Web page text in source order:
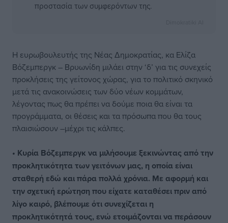
προστασία των συμφερόντων της.
Η ευρωβουλευτής της Νέας Δημοκρατίας, κα Ελίζα
Βόζεμπεργκ – Βρυωνίδη μιλάει στην ‘δ’ για τις συνεχείς
προκλήσεις της γείτονος χώρας, για το πολιτικό σκηνικό
μετά τις ανακοινώσεις των δύο νέων κομμάτων,
λέγοντας πως θα πρέπει να δούμε ποια θα είναι τα
προγράμματα, οι θέσεις και τα πρόσωπα που θα τους
πλαισιώσουν –μέχρι τις κάλπες.
• Κυρία Βόζεμπεργκ να μιλήσουμε ξεκινώντας από την
προκλητικότητα των γειτόνων μας, η οποία είναι
σταθερή εδώ και πάρα πολλά χρόνια. Με αφορμή και
την σχετική ερώτηση που είχατε καταθέσει πριν από
λίγο καιρό, βλέπουμε ότι συνεχίζεται η
προκλητικότητά τους, ενώ ετοιμάζονται να περάσουν